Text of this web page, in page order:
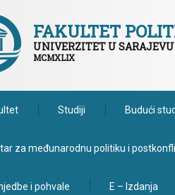
FAKULTET
UNIVERZITET U SARAJEVU
MCMXLIX
Studiji Budući
za međunarodnu politiku i
i pohvale E – Izdanja